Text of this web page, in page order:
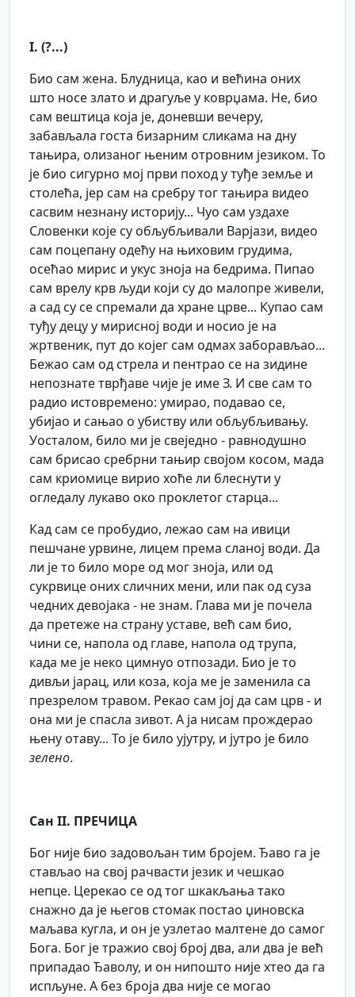
I. (?...)
Био сам жена. Блудница, као и већина оних
што носе злато и драгуље у коврџама. Не, био
сам вештица која је, доневши вечеру,
забављала госта бизарним сликама на дну
тањира, олизаног њеним отровним језиком. То
је био сигурно мој први поход у туђе земље и
столећа, јер сам на сребру тог тањира видео
сасвим незнану историју... Чуо сам уздахе
Словенки које су обљубљивали Варјази, видео
сам поцепану одећу на њиховим грудима,
осећао мирис и укус зноја на бедрима. Пипао
сам врелу крв људи који су до малопре живели,
а сад су се спремали да хране црве... Купао сам
туђу децу у мирисној води и носио је на
жртвеник, пут до којег сам одмах заборављао...
Бежао сам од стрела и пентрао се на зидине
непознате тврђаве чије је име З. И све сам то
радио истовремено: умирао, подавао се,
убијао и сањао о убиству или обљубљивању.
Уосталом, било ми је свеједно - равнодушно
сам брисао сребрни тањир својом косом, мада
сам криомице вирио хоће ли блеснути у
огледалу лукаво око проклетог старца...
Кад сам се пробудио, лежао сам на ивици
пешчане урвине, лицем према сланој води. Да
ли је то било море од мог зноја, или од
сукрвице оних сличних мени, или пак од суза
чедних девојака - не знам. Глава ми је почела
да претеже на страну уставе, већ сам био,
чини се, напола од главе, напола од трупа,
када ме је неко цимнуо отпозади. Био је то
дивљи јарац, или коза, која ме је заменила са
презрелом травом. Рекао сам јој да сам црв - и
она ми је спасла зивот. А ја нисам прождерао
њену отаву... То је било ујутру, и јутро је било
зелено.
Сан II. ПРЕЧИЦА
Бог није био задовољан тим бројем. Ђаво га је
стављао на свој рачвасти језик и чешкао
непце. Церекао се од тог шкакљања тако
снажно да је његов стомак постао џиновска
маљава кугла, и он је узлетао малтене до самог
Бога. Бог је тражио свој број два, али два је већ
припадао Ђаволу, и он нипошто није хтео да га
испљуне. А без броја два није се могао